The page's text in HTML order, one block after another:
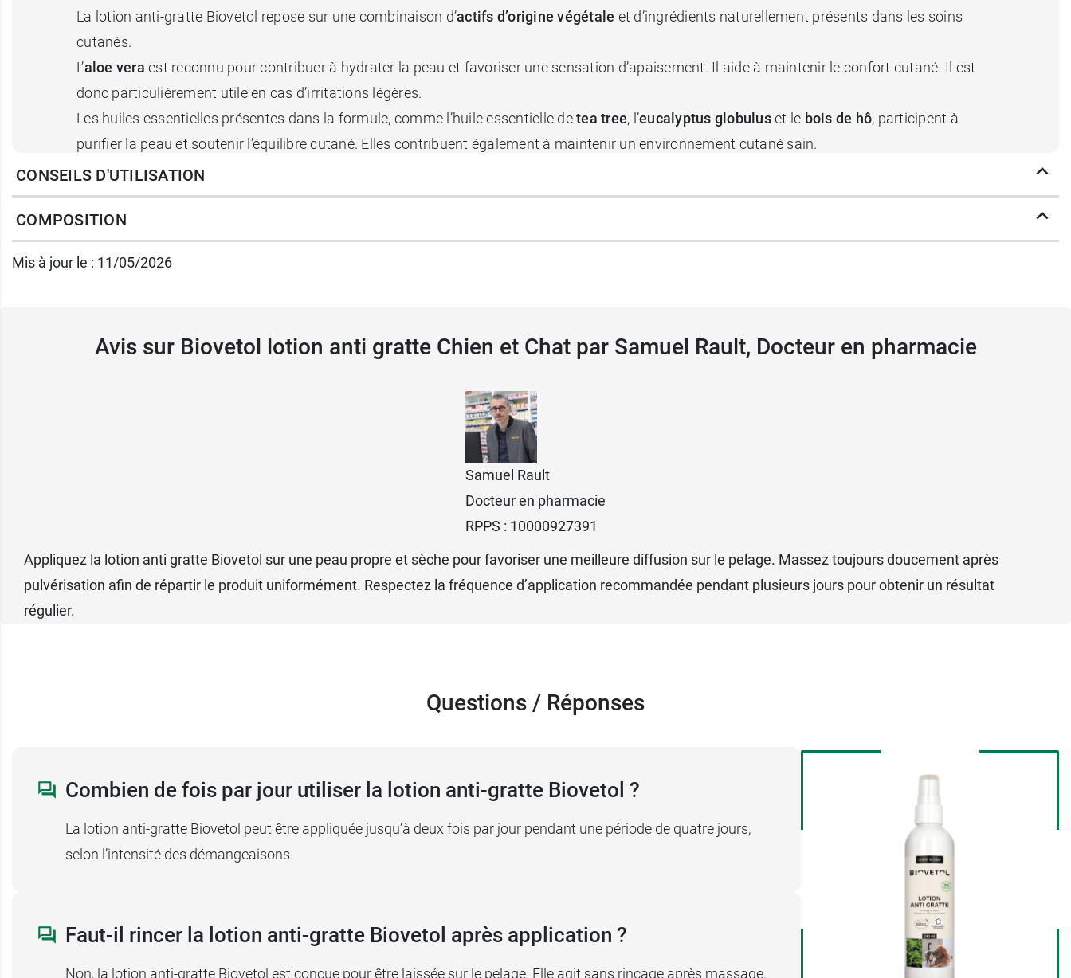
La lotion anti-gratte Biovetol repose sur une combinaison d’actifs d’origine végétale et d’ingrédients naturellement présents dans les soins
cutanés.
L’aloe vera est reconnu pour contribuer à hydrater la peau et favoriser une sensation d’apaisement. Il aide à maintenir le confort cutané. Il est
donc particulièrement utile en cas d’irritations légères.
Les huiles essentielles présentes dans la formule, comme l’huile essentielle detea tree, l’eucalyptus globuluset le bois de hô, participent à
purifier la peau et soutenir l’équilibre cutané. Elles contribuent également à maintenir un environnement cutané sain.
La présence d’eau florale de lavandeparticipe à procurer une sensation de douceur lors de l’application. Le pelage reste souple. L’animal paraît
plus apaisé.
Grâce à cette association d’ingrédients d’origine naturelle, cette lotion contribue à assainir et apaiser l’épiderme, tout en limitant les sensations
d’inconfort liées aux démangeaisons légères.
CONSEILS D'UTILISATION
COMPOSITION
Mis à jour le : 11/05/2026
Avis sur Biovetol lotion anti gratte Chien et Chat par Samuel Rault, Docteur en pharmacie
Samuel Rault
Docteur en pharmacie
RPPS : 10000927391
Appliquez la lotion anti gratte Biovetol sur une peau propre et sèche pour favoriser une meilleure diffusion sur le pelage. Massez toujours doucement après
pulvérisation afin de répartir le produit uniformément. Respectez la fréquence d’application recommandée pendant plusieurs jours pour obtenir un résultat
régulier.
Questions / Réponses
Combien de fois par jour utiliser la lotion anti-gratte Biovetol ?
La lotion anti-gratte Biovetol peut être appliquée jusqu’à deux fois par jour pendant une période de quatre jours,
selon l’intensité des démangeaisons.
Faut-il rincer la lotion anti-gratte Biovetol après application ?
Non, la lotion anti-gratte Biovetol est conçue pour être laissée sur le pelage. Elle agit sans rinçage après massage.